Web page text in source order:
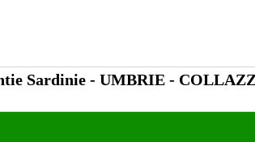
Sardinie - UMBRIE -